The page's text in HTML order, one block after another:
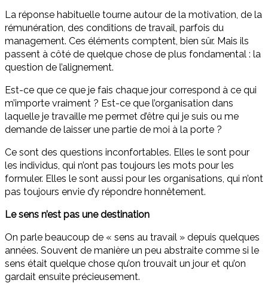
La réponse habituelle tourne autour de la motivation, de la
rémunération, des conditions de travail, parfois du
management. Ces éléments comptent, bien sûr. Mais ils
passent à côté de quelque chose de plus fondamental : la
question de l’alignement.
Est-ce que ce que je fais chaque jour correspond à ce qui
m’importe vraiment ? Est-ce que l’organisation dans
laquelle je travaille me permet d’être qui je suis ou me
demande de laisser une partie de moi à la porte ?
Ce sont des questions inconfortables. Elles le sont pour
les individus, qui n’ont pas toujours les mots pour les
formuler. Elles le sont aussi pour les organisations, qui n’ont
pas toujours envie d’y répondre honnêtement.
Le sens n’est pas une destination
On parle beaucoup de « sens au travail » depuis quelques
années. Souvent de manière un peu abstraite comme si le
sens était quelque chose qu’on trouvait un jour et qu’on
gardait ensuite précieusement.